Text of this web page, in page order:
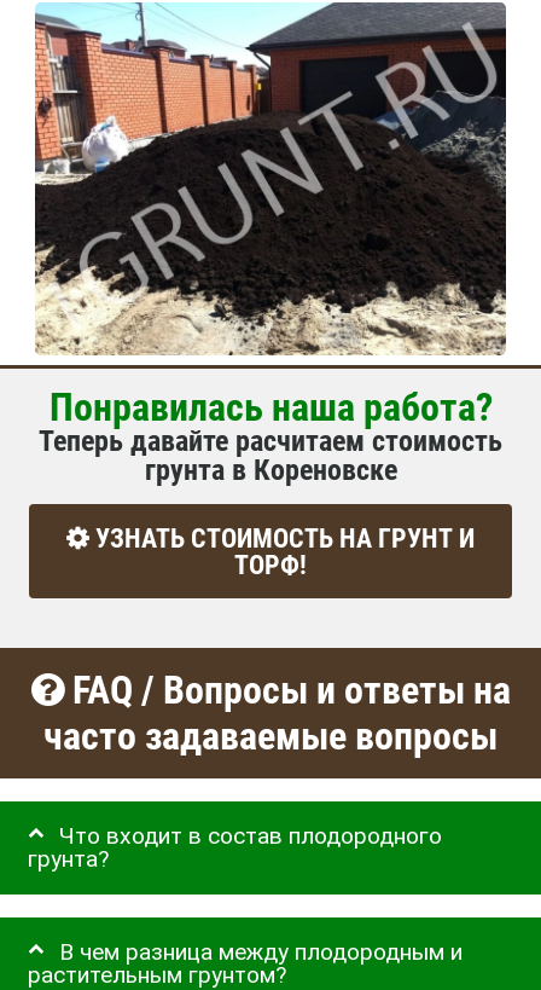
Понравилась наша работа?
Теперь давайте расчитаем стоимость
грунта в Кореновске
УЗНАТЬ СТОИМОСТЬ НА ГРУНТ И
ТОРФ!
FAQ / Вопросы и ответы на
часто задаваемые вопросы
Что входит в состав плодородного
грунта?
В чем разница между плодородным и
растительным грунтом?